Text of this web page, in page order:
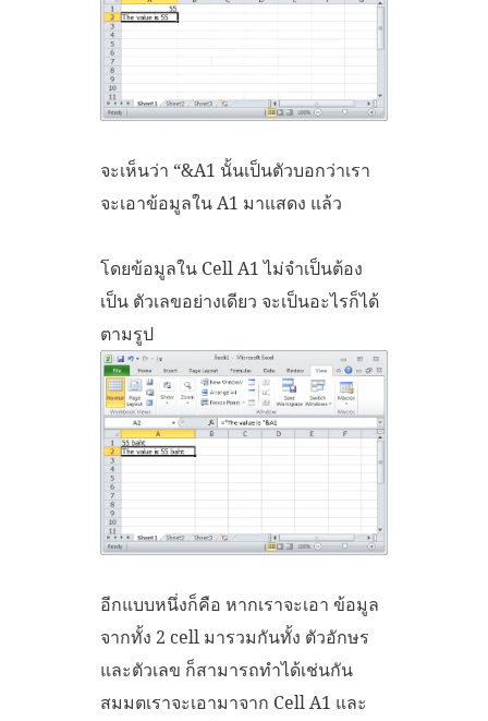
จะเห็นว่า “&A1 นั้นเป็นตัวบอกว่าเรา
จะเอาข้อมูลใน A1 มาแสดง แล้ว
โดยข้อมูลใน Cell A1 ไม่จำเป็นต้อง
เป็น ตัวเลขอย่างเดียว จะเป็นอะไรก็ได้
ตามรูป
อีกแบบหนึ่งก็คือ หากเราจะเอา ข้อมูล
จากทั้ง 2 cell มารวมกันทั้ง ตัวอักษร
และตัวเลข ก็สามารถทำได้เช่นกัน
สมมตเราจะเอามาจาก Cell A1 และ